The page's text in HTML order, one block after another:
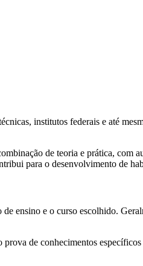
institutos federais e até
de teoria e prática, com
para o desenvolvimento de
ensino e o curso escolhido.
de conhecimentos